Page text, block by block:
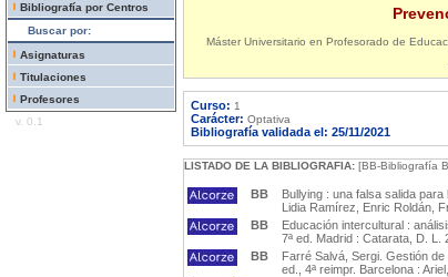
Bibliografía por Centros
Buscar por:
Asignaturas
Titulaciones
Profesores
v. 0.1
Máster Universitario en Profesorado de
Curso: 1
Carácter: Optativa
Bibliografía validada el: 25/11/2021
LISTADO DE LA BIBLIOGRAFIA: [BB-Bibliografía
BB
Bullying : una falsa salida
Lidia Ramírez, Enric Roldán,
BB
Educación intercultural :
7ª ed. Madrid : Catarata, D. L.
BB
Farré Salvá, Sergi. Gestión
ed., 4ª reimpr. Barcelona :